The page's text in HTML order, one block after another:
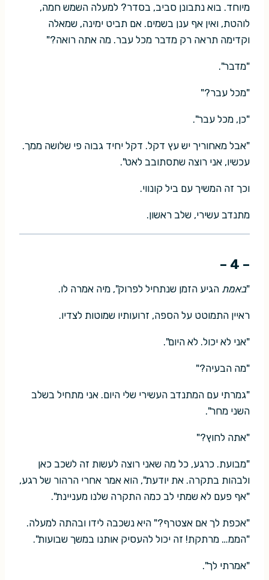
מיוחד. בוא נתבונן סביב, בסדר? למעלה השמש חמה,
לוהטת, ואין אף ענן בשמים. אם תביט ימינה, שמאלה
וקדימה תראה רק מדבר מכל עבר. מה אתה רואה?"
"מדבר".
"מכל עבר?"
"כן, מכל עבר".
"אבל מאחוריך יש עץ דקל. דקל יחיד גבוה פי שלושה ממך.
עכשיו, אני רוצה שתסתובב לאט".
וכך זה המשיך עם ביל קונווי.
מתנדב עשירי, שלב ראשון.
– 4 –
"באמת הגיע הזמן שנתחיל לפרוק", מיה אמרה לו.
ראיין התמוטט על הספה, זרועותיו שמוטות לצדיו.
"אני לא יכול. לא היום".
"מה הבעיה?"
"גמרתי עם המתנדב העשירי שלי היום. אני מתחיל בשלב
השני מחר".
"אתה לחוץ?"
"מבועת. כרגע, כל מה שאני רוצה לעשות זה לשכב כאן
ולבהות בתקרה. את יודעת", הוא אמר אחרי הרהור של רגע,
"אף פעם לא שמתי לב כמה התקרה שלנו מעניינת".
"אכפת לך אם אצטרף?" היא נשכבה לידו ובהתה למעלה.
"הממ… מרתקת! זה יכול להעסיק אותנו במשך שבועות".
"אמרתי לך".